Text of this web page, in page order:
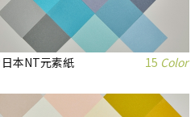
日本NT元素紙 15 Color